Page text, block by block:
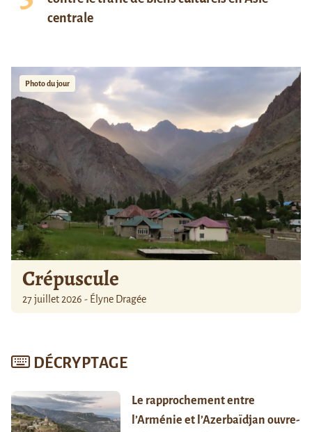
centrale
Photo du jour
Crépuscule
27 juillet 2026 - Élyne Dragée
DÉCRYPTAGE
Le rapprochement entre
l’Arménie et l’Azerbaïdjan ouvre-